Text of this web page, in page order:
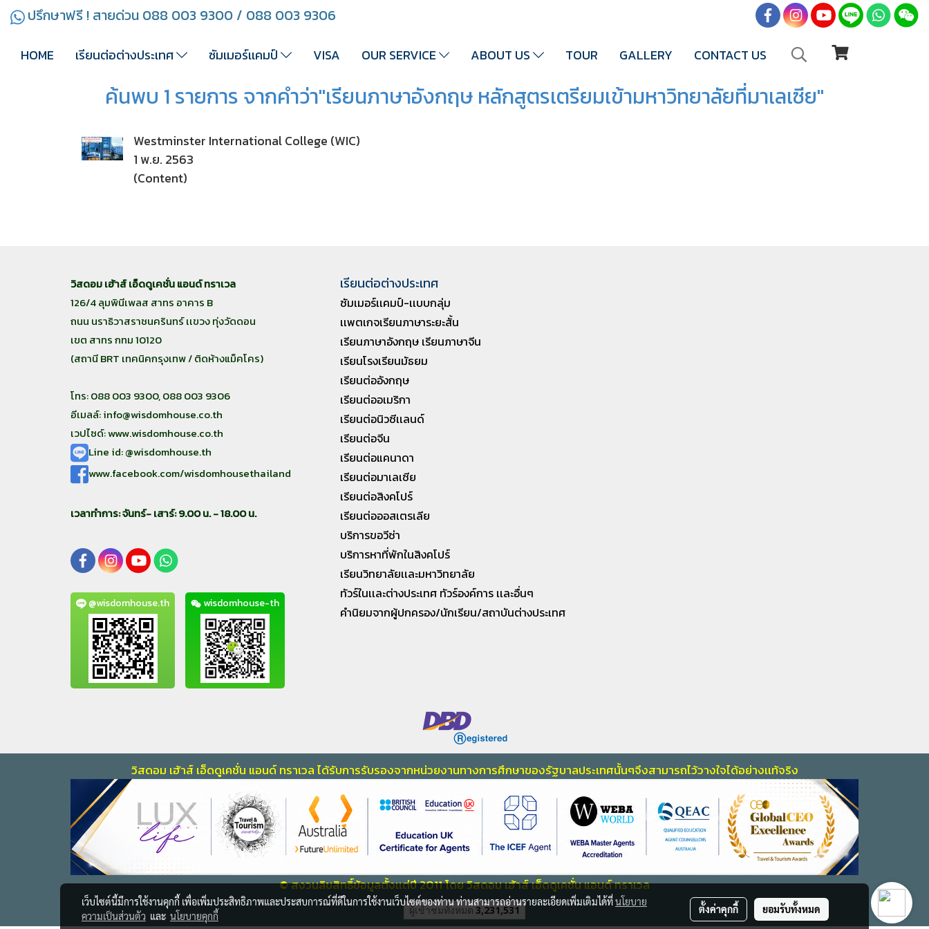
ปรึกษาฟรี ! สายด่วน 088 003 9300 / 088 003 9306
HOME เรียนต่อต่างประเทศ ซัมเมอร์เเคมป์ VISA OUR SERVICE ABOUT US TOUR GALLERY CONTACT US
ค้นพบ 1 รายการ จากคำว่า"เรียนภาษาอังกฤษ หลักสูตรเตรียมเข้ามหาวิทยาลัยที่มาเลเซีย"
Westminster International College (WIC)
1 พ.ย. 2563
(Content)
วิสดอม เฮ้าส์ เอ็ดดูเคชั่น แอนด์ ทราเวล
126/4 ลุมพินีเพลส สาทร อาคาร B
ถนน นราธิวาสราชนครินทร์ เเขวง ทุ่งวัดดอน
เขต สาทร กทม 10120
(สถานี BRT เทคนิคกรุงเทพ / ติดห้างแม็คโคร)
โทร: 088 003 9300, 088 003 9306
อีเมลล์:info@wisdomhouse.co.th
เวปไซด์: www.wisdomhouse.co.th
Line id: @wisdomhouse.th
www.facebook.com/wisdomhousethailand
เวลาทำการ: จันทร์- เสาร์: 9.00 น. - 18.00 น.
@wisdomhouse.th wisdomhouse-th
เรียนต่อต่างประเทศ
ซัมเมอร์เเคมป์-เเบบกลุ่ม
เเพตเกจเรียนภาษาระยะสั้น
เรียนภาษาอังกฤษ เรียนภาษาจีน
เรียนโรงเรียนมัธยม
เรียนต่ออังกฤษ
เรียนต่ออเมริกา
เรียนต่อนิวซีเเลนด์
เรียนต่อจีน
เรียนต่อแคนาดา
เรียนต่อมาเลเซีย
เรียนต่อสิงคโปร์
เรียนต่อออสเตรเลีย
บริการขอวีซ่า
บริการหาที่พักในสิงคโปร์
เรียนวิทยาลัยเเละมหาวิทยาลัย
ทัวร์ในเเละต่างประเทศ ทัวร์องค์การ เเละอื่นๆ
คำนิยมจากผู้ปกครอง/นักเรียน/สถาบันต่างประเทศ
วิสดอม เฮ้าส์ เอ็ดดูเคชั่น แอนด์ ทราเวล ได้รับการรับรองจากหน่วยงานทางการศึกษาของรัฐบาลประเทศนั้นๆจึงสามารถไว้วางใจได้อย่างเเท้จริง
© สงวนลิขสิทธิ์ข้อมูลตั้งเเต่ปี 2011 โดย วิสดอม เฮ้าส์ เอ็ดดูเคชั่น แอนด์ ทราเวล
ผู้เข้าชมทั้งหมด 3,231,531
เว็บไซต์นี้มีการใช้งานคุกกี้ เพื่อเพิ่มประสิทธิภาพและประสบการณ์ที่ดีในการใช้งานเว็บไซต์ของท่าน ท่านสามารถอ่านรายละเอียดเพิ่มเติมได้ที่นโยบาย
ความเป็นส่วนตัว และ นโยบายคุกกี้
ตั้งค่าคุกกี้ ยอมรับทั้งหมด